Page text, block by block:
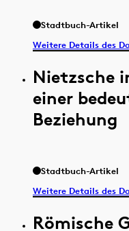
Stadtbuch-Artikel
Weitere Details des
Nietzsche
einer
Beziehung
Stadtbuch-Artikel
Weitere Details des
Römische